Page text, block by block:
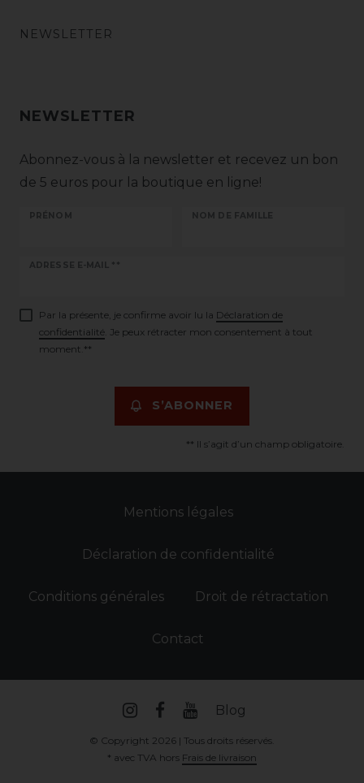
NEWSLETTER
NEWSLETTER
Abonnez-vous à la newsletter et recevez un bon
de 5 euros pour la boutique en ligne!
PRÉNOM NOM DE FAMILLE
ADRESSE E-MAIL **
Ceres::Template.newsletterHoneypotLabel
Par la présente, je confirme avoir lu la Déclaration de
confidentialité . Je peux rétracter mon consentement à tout
moment.**
S’ABONNER
** Il s’agit d’un champ obligatoire.
Mentions légales
Déclaration de confidentialité
Conditions générales Droit de rétractation
Contact
Blog
© Copyright 2026 | Tous droits réservés.
* avec TVA hors Frais de livraison